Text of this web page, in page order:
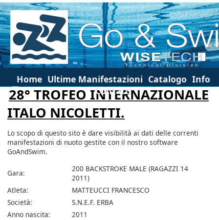
Home Ultime Manifestazioni Catalogo Info
Contatti
28° TROFEO INTERNAZIONALE
ITALO NICOLETTI.
Lo scopo di questo sito è dare visibilità ai dati delle correnti
manifestazioni di nuoto gestite con il nostro software
GoAndSwim.
Gara:
200 BACKSTROKE MALE (RAGAZZI 14
2011)
Atleta:
MATTEUCCI FRANCESCO
Società:
S.N.E.F. ERBA
Anno nascita:
2011